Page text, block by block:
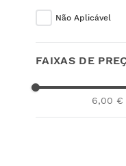
Não Aplicável
FAIXAS DE
6,00 €